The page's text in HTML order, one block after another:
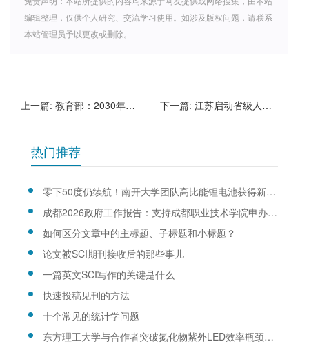
编辑整理，仅供个人研究、交流学习使用。如涉及版权问题，请联系
本站管理员予以更改或删除。
上一篇: 教育部：2030年前中小学基本普及人工智能教育 下一篇: 江苏启动省级人工智能学院、省级工业软件学院建设
热门推荐
零下50度仍续航！南开大学团队高比能锂电池获得新突破
成都2026政府工作报告：支持成都职业技术学院申办本科职业院校
如何区分文章中的主标题、子标题和小标题？
论文被SCI期刊接收后的那些事儿
一篇英文SCI写作的关键是什么
快速投稿见刊的方法
十个常见的统计学问题
东方理工大学与合作者突破氮化物紫外LED效率瓶颈，成果再登物理学顶刊